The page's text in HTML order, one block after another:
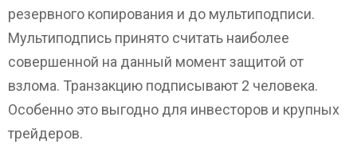
резервного копирования и до мультиподписи.
Мультиподпись принято считать наиболее
совершенной на данный момент защитой от
взлома. Транзакцию подписывают 2 человека.
Особенно это выгодно для инвесторов и крупных
трейдеров.